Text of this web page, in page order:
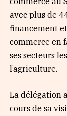
avec plus de
financement
commerce en
ses secteurs
l’agriculture.
La délégation
cours de sa